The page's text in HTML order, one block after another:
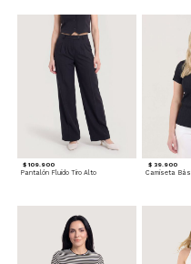
$ 109.900
Pantalón Fluido Tiro Alto
$ 39.900